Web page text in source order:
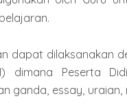
dapat dilaksanakan
dimana Peserta
ganda, essay,